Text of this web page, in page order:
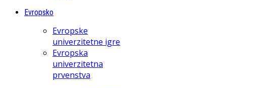
Evropsko
Evropske
univerzitetne igre
Evropska
univerzitetna
prvenstva